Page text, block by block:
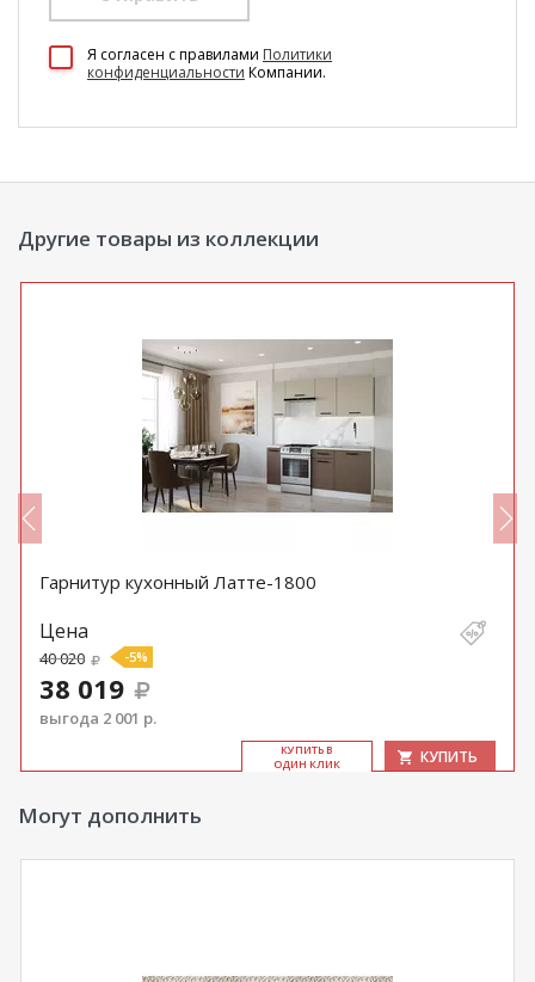
Я согласен c правилами Политики
конфиденциальности Компании.
Другие товары из коллекции
Гарнитур кухонный Латте-1800
Цена
40 020 -5%
38 019
выгода 2 001 р.
КУ­ПИТЬ В
ОДИН КЛИК
КУПИТЬ
Могут дополнить